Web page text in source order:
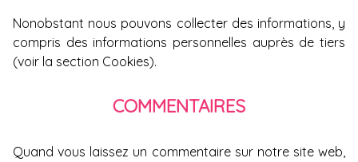
Nonobstant nous pouvons collecter des informations, y
compris des informations personnelles auprès de tiers
(voir la section Cookies).
COMMENTAIRES
Quand vous laissez un commentaire sur notre site web,